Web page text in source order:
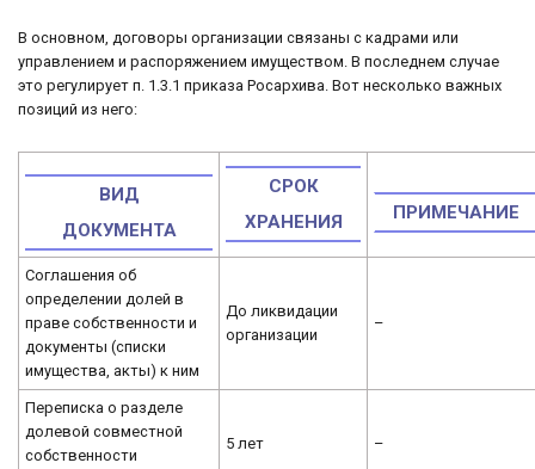
В основном, договоры организации связаны с кадрами или
управлением и распоряжением имуществом. В последнем случае
это регулирует п. 1.3.1 приказа Росархива. Вот несколько важных
позиций из него:
ВИД
ДОКУМЕНТА
СРОК
ХРАНЕНИЯ
ПРИМЕЧАНИЕ
Соглашения об
определении долей в
праве собственности и
документы (списки
имущества, акты) к ним
До ликвидации
организации
–
Переписка о разделе
долевой совместной
собственности
5 лет –